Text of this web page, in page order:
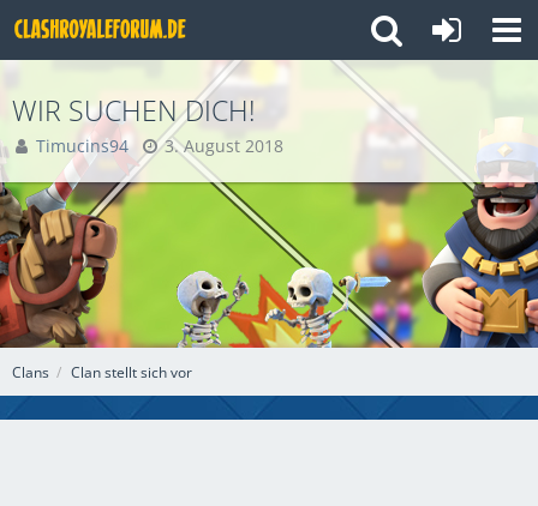
Clans Clan stellt sich vor
WIR SUCHEN DICH!
Timucins94 3. August 2018